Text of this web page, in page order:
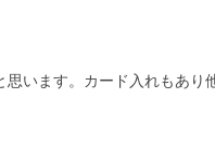
います。カード入れもあ